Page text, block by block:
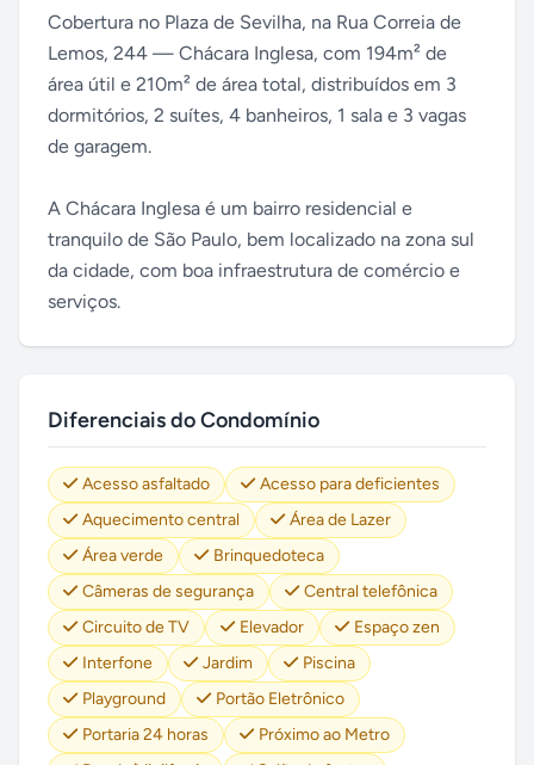
Cobertura no Plaza de Sevilha, na Rua Correia de
Lemos, 244 — Chácara Inglesa, com 194m² de
área útil e 210m² de área total, distribuídos em 3
dormitórios, 2 suítes, 4 banheiros, 1 sala e 3 vagas
de garagem.
A Chácara Inglesa é um bairro residencial e
tranquilo de São Paulo, bem localizado na zona sul
da cidade, com boa infraestrutura de comércio e
serviços.
Diferenciais do Condomínio
Acesso asfaltado
Acesso para deficientes
Aquecimento central
Área de Lazer
Área verde
Brinquedoteca
Câmeras de segurança
Central telefônica
Circuito de TV
Elevador
Espaço zen
Interfone
Jardim
Piscina
Playground
Portão Eletrônico
Portaria 24 horas
Próximo ao Metro